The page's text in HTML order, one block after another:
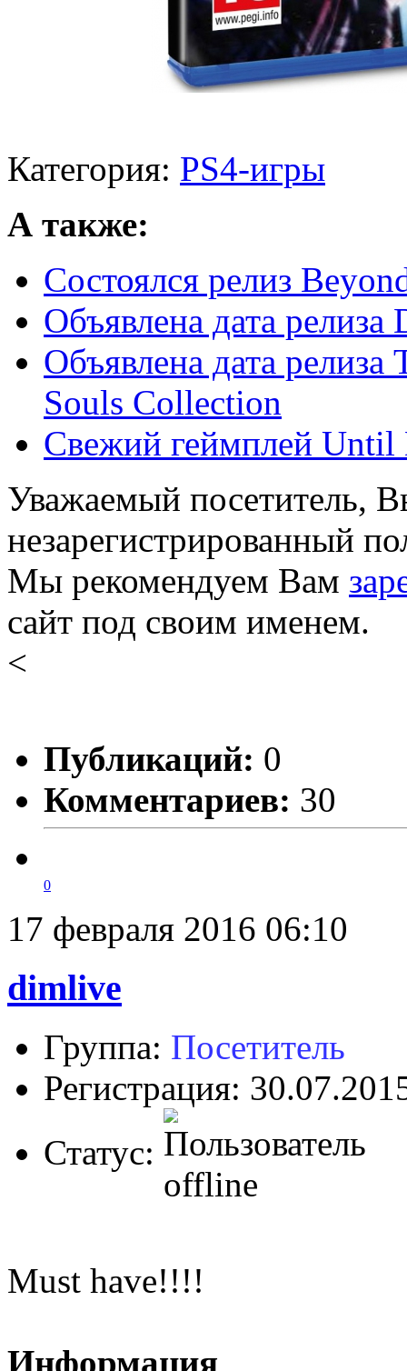
Категория: PS4-игры
А также:
Состоялся релиз
Объявлена дата
Объявлена дата
Souls Collection
Свежий геймплей Until
Уважаемый посетитель,
незарегистрированный
Мы рекомендуем Вам
сайт под своим именем.
<
Публикаций: 0
Комментариев: 30
0
17 февраля 2016 06:10
dimlive
Группа: Посетитель
Регистрация:
Статус:
Must have!!!!
Информация